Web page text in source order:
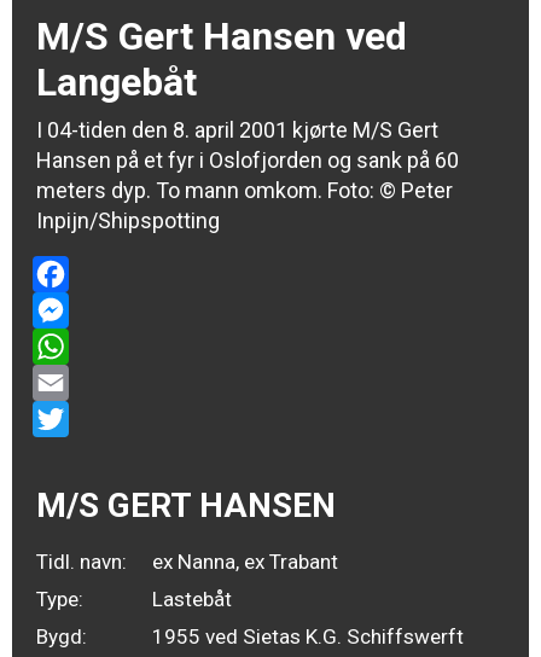
M/S Gert Hansen ved
Langebåt
I 04-tiden den 8. april 2001 kjørte M/S Gert
Hansen på et fyr i Oslofjorden og sank på 60
meters dyp. To mann omkom. Foto: © Peter
Inpijn/Shipspotting
Facebook
Messenger
WhatsApp
Email
M/S GERT HANSEN
Tidl. navn:
ex Nanna, ex Trabant
Type:
Lastebåt
Bygd:
1955 ved Sietas K.G. Schiffswerft